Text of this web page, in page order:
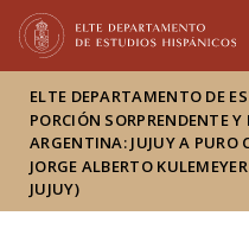
ELTE DEPARTAMENTO DE
PORCIÓN SORPRENDENTE
ARGENTINA: JUJUY A PURO
JORGE ALBERTO
JUJUY)